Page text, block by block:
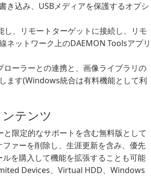
き込み、USBメディアを保護するオプシ
し、リモートターゲットに接続し、リモ
ネットワーク上のDAEMON Toolsアプリ
ーラーとの連携と、画像ライブラリの
ます(Windows統合は有料機能として利
テンツ
限定的なサポートを含む無料版として
ァーを削除し、生涯更新を含み、優先
を購入して機能を拡張することも可能
Devices、Virtual HDD、Windows